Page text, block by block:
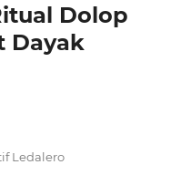
Dolop
Dayak
Ledalero